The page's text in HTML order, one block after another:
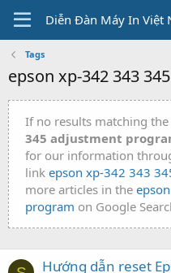
Diễn Đàn Máy In Việt
Tags
epson xp-342 343
If no results matching
345 adjustment
for our information
link epson xp-342 343
more articles in the
program on Google
Hướng dẫn reset